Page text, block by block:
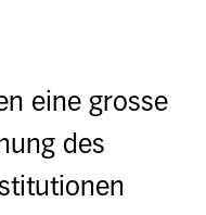
eine grosse
des